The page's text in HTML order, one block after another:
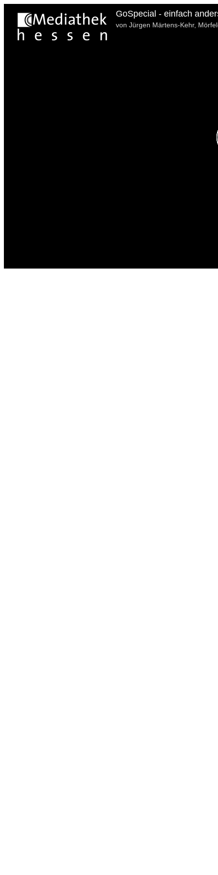
GoSpecial - einfach
von Jürgen Märtens-Kehr,